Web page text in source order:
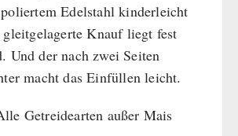
Edelstahl kinderleicht
gleitgelagerte Knauf liegt fest
Und der nach zwei Seiten
macht das Einfüllen leicht.
Getreidearten außer Mais